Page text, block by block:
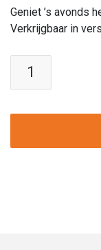
Geniet ’s avonds
Verkrijgbaar in
fires
Tuintafel
energie